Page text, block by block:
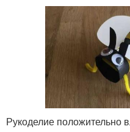
Рукоделие положительно